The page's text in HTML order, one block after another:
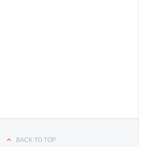
BACK TO TOP